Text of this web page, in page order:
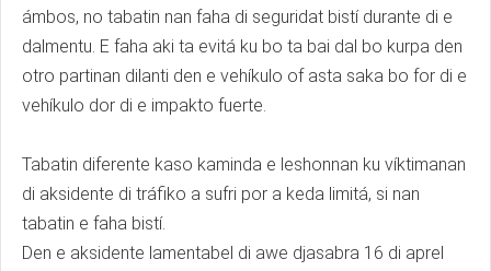
ámbos, no tabatin nan faha di seguridat bistí durante di e
dalmentu. E faha aki ta evitá ku bo ta bai dal bo kurpa den
otro partinan dilanti den e vehíkulo of asta saka bo for di e
vehíkulo dor di e impakto fuerte.
Tabatin diferente kaso kaminda e leshonnan ku víktimanan
di aksidente di tráfiko a sufri por a keda limitá, si nan
tabatin e faha bistí.
Den e aksidente lamentabel di awe djasabra 16 di aprel